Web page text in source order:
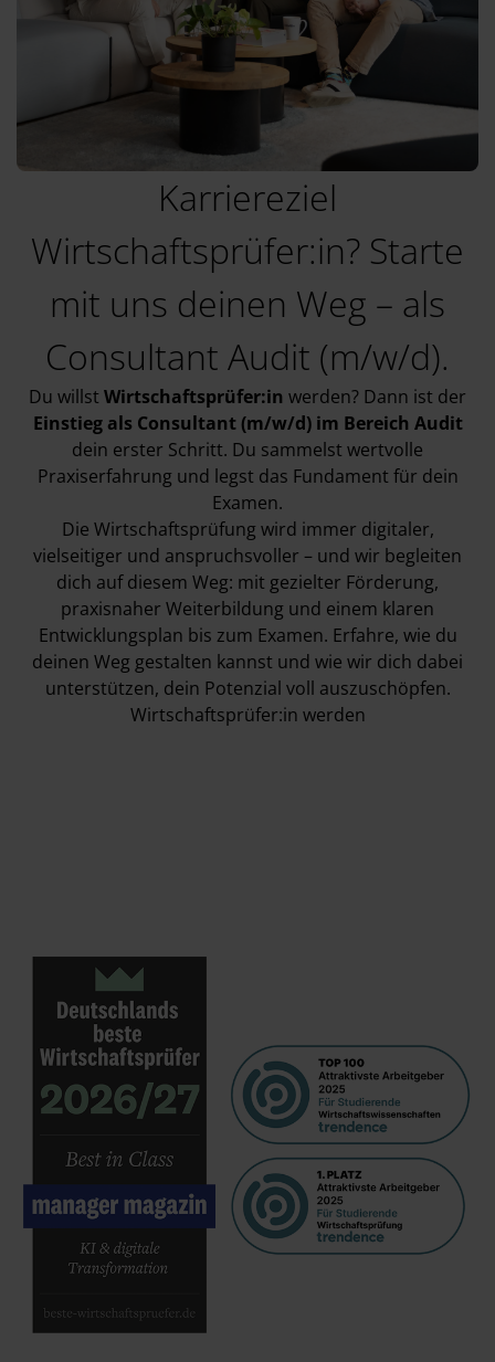
Karriereziel
Wirtschaftsprüfer:in? Starte
mit uns deinen Weg – als
Consultant Audit (m/w/d).
Du willst Wirtschaftsprüfer:in werden? Dann ist der
Einstieg als Consultant (m/w/d) im Bereich Audit
dein erster Schritt. Du sammelst wertvolle
Praxiserfahrung und legst das Fundament für dein
Examen.
Die Wirtschaftsprüfung wird immer digitaler,
vielseitiger und anspruchsvoller – und wir begleiten
dich auf diesem Weg: mit gezielter Förderung,
praxisnaher Weiterbildung und einem klaren
Entwicklungsplan bis zum Examen. Erfahre, wie du
deinen Weg gestalten kannst und wie wir dich dabei
unterstützen, dein Potenzial voll auszuschöpfen.
Wirtschaftsprüfer:in werden